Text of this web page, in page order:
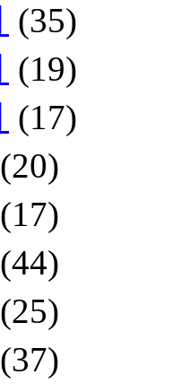
(35)
(19)
(17)
(20)
(17)
(44)
(25)
(37)